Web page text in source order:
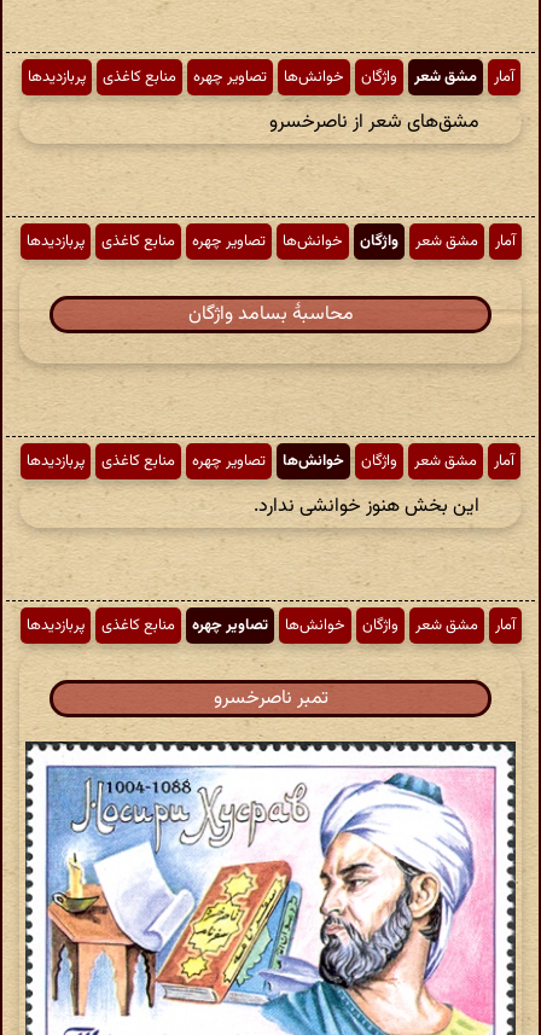
آمار مشق شعر واژگان خوانش‌ها تصاویر چهره منابع کاغذی پربازدیدها
مشق‌های شعر از ناصرخسرو
آمار مشق شعر واژگان خوانش‌ها تصاویر چهره منابع کاغذی پربازدیدها
محاسبهٔ بسامد واژگان
آمار مشق شعر واژگان خوانش‌ها تصاویر چهره منابع کاغذی پربازدیدها
این بخش هنوز خوانشی ندارد.
آمار مشق شعر واژگان خوانش‌ها تصاویر چهره منابع کاغذی پربازدیدها
تمبر ناصرخسرو